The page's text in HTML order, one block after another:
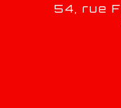
54, rue Fondaudège 33000